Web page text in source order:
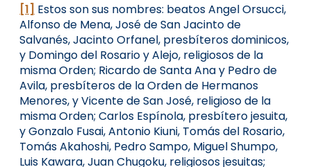
[1] Estos son sus nombres: beatos Angel Orsucci,
Alfonso de Mena, José de San Jacinto de
Salvanés, Jacinto Orfanel, presbíteros dominicos,
y Domingo del Rosario y Alejo, religiosos de la
misma Orden; Ricardo de Santa Ana y Pedro de
Avila, presbíteros de la Orden de Hermanos
Menores, y Vicente de San José, religioso de la
misma Orden; Carlos Espínola, presbítero jesuita,
y Gonzalo Fusai, Antonio Kiuni, Tomás del Rosario,
Tomás Akahoshi, Pedro Sampo, Miguel Shumpo,
Luis Kawara, Juan Chugoku, religiosos jesuitas;